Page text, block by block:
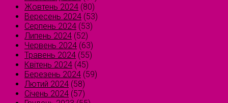
Жовтень 2024 (80)
Вересень 2024 (53)
Серпень 2024 (53)
Липень 2024 (52)
Червень 2024 (63)
Травень 2024 (55)
Квітень 2024 (45)
Березень 2024 (59)
Лютий 2024 (58)
Січень 2024 (57)